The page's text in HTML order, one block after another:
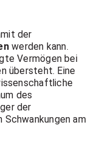
der
werden kann.
Vermögen bei
übersteht. Eine
des
der
am